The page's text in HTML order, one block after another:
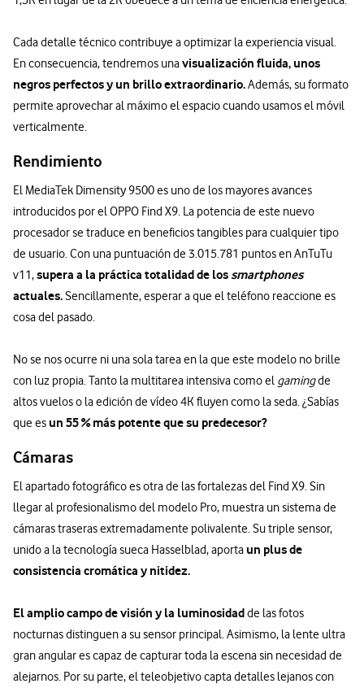
Cada detalle técnico contribuye a optimizar la experiencia visual.
En consecuencia, tendremos unavisualización fluida, unos
negros perfectos y un brillo extraordinario.Además, su formato
permite aprovechar al máximo el espacio cuando usamos el móvil
verticalmente.
Rendimiento
El MediaTek Dimensity 9500 es uno de los mayores avances
introducidos por el OPPO Find X9. La potencia de este nuevo
procesador se traduce en beneficios tangibles para cualquier tipo
de usuario. Con una puntuación de 3.015.781 puntos en AnTuTu
v11,supera a la práctica totalidad de los smartphones
actuales.Sencillamente, esperar a que el teléfono reaccione es
cosa del pasado.
No se nos ocurre ni una sola tarea en la que este modelo no brille
con luz propia. Tanto la multitarea intensiva como el gamingde
altos vuelos o la edición de vídeo 4K fluyen como la seda. ¿Sabías
que es un 55 % más potente que su predecesor?
Cámaras
El apartado fotográfico es otra de las fortalezas del Find X9. Sin
llegar al profesionalismo del modelo Pro, muestra un sistema de
cámaras traseras extremadamente polivalente. Su triple sensor,
unido a la tecnología sueca Hasselblad, aporta un plus de
consistencia cromática y nitidez.
El amplio campo de visión y la luminosidadde las fotos
nocturnas distinguen a su sensor principal. Asimismo, la lente ultra
gran angular es capaz de capturar toda la escena sin necesidad de
alejarnos. Por su parte, el teleobjetivo capta detalles lejanos con